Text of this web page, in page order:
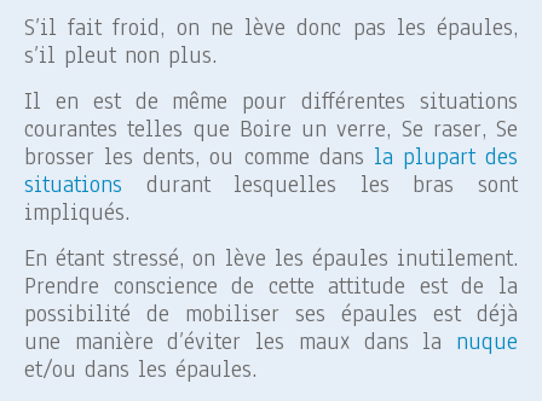
S’il fait froid, on ne lève donc pas les épaules,
s’il pleut non plus.
Il en est de même pour différentes situations
courantes telles que Boire un verre, Se raser, Se
brosser les dents, ou comme dans la plupart des
situations durant lesquelles les bras sont
impliqués.
En étant stressé, on lève les épaules inutilement.
Prendre conscience de cette attitude est de la
possibilité de mobiliser ses épaules est déjà
une manière d’éviter les maux dans la nuque
et/ou dans les épaules.